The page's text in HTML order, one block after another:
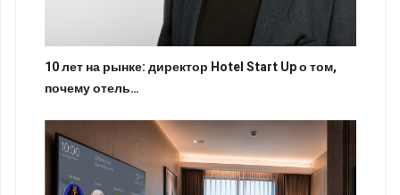
10 лет на рынке: директор Hotel Start Up о том,
почему отель…